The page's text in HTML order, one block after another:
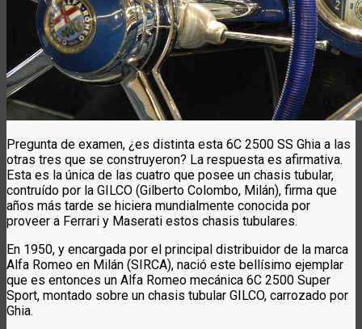
Pregunta de examen, ¿es distinta esta 6C 2500 SS Ghia a las
otras tres que se construyeron? La respuesta es afirmativa.
Esta es la única de las cuatro que posee un chasis tubular,
contruído por la GILCO (Gilberto Colombo, Milán), firma que
años más tarde se hiciera mundialmente conocida por
proveer a Ferrari y Maserati estos chasis tubulares.
En 1950, y encargada por el principal distribuidor de la marca
Alfa Romeo en Milán (SIRCA), nació este bellísimo ejemplar
que es entonces un Alfa Romeo mecánica 6C 2500 Super
Sport, montado sobre un chasis tubular GILCO, carrozado por
Ghia.